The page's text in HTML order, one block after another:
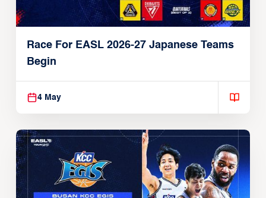
Race For EASL 2026-27 Japanese Teams
Begin
4 May